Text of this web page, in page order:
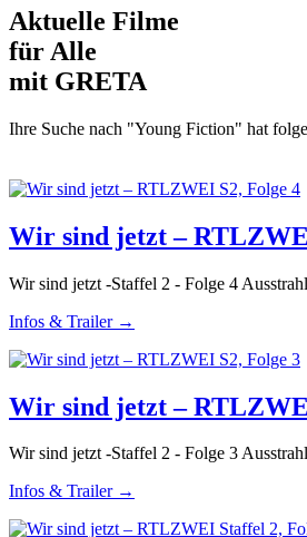
Aktuelle Filme
für Alle
mit GRETA
Ihre Suche nach "Young Fiction" hat
Wir sind jetzt –
Wir sind jetzt -Staffel 2 - Folge 4
Infos & Trailer →
Wir sind jetzt –
Wir sind jetzt -Staffel 2 - Folge 3
Infos & Trailer →